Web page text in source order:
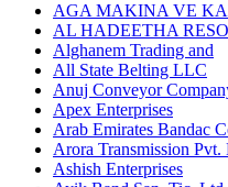
AGA MAKINA VE
AL HADEETHA
Alghanem Trading and
All State Belting LLC
Anuj Conveyor
Apex Enterprises
Arab Emirates Bandac
Arora Transmission Pvt.
Ashish Enterprises